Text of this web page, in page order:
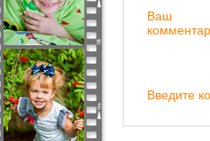
Ваш
Введите